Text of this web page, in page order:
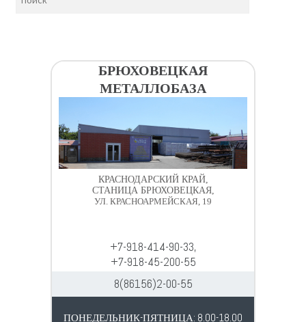
БРЮХОВЕЦКАЯ
МЕТАЛЛОБАЗА
КРАСНОДАРСКИЙ КРАЙ,
СТАНИЦА БРЮХОВЕЦКАЯ,
УЛ. КРАСНОАРМЕЙСКАЯ, 19
+7-918-414-90-33,
+7-918-45-200-55
8(86156)2-00-55
ПОНЕДЕЛЬНИК-ПЯТНИЦА: 8.00-18.00